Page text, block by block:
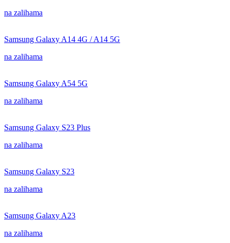
na zalihama
Samsung Galaxy A14 4G / A14 5G
na zalihama
Samsung Galaxy A54 5G
na zalihama
Samsung Galaxy S23 Plus
na zalihama
Samsung Galaxy S23
na zalihama
Samsung Galaxy A23
na zalihama